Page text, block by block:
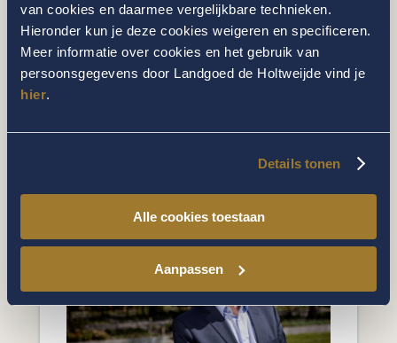
van cookies en daarmee vergelijkbare technieken.
Hieronder kun je deze cookies weigeren en specificeren.
Meer informatie over cookies en het gebruik van
persoonsgegevens door Landgoed de Holtweijde vind je
hier.
Details tonen
Alle cookies toestaan
Aanpassen
Genieten is van alle tijden
Of het nu lente, zomer, herfst of winter is,
op Landgoed de Holtweijde laat elk seizoen
ambachtelijke keuken en geniet!